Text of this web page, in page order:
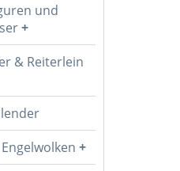
und
& Reiterlein